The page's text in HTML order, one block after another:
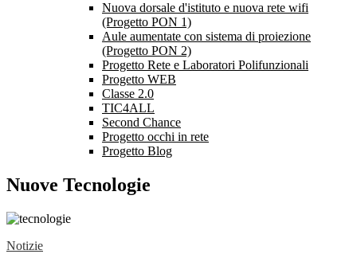
Nuova dorsale d'istituto e nuova rete wifi
(Progetto PON 1)
Aule aumentate con sistema di proiezione
(Progetto PON 2)
Progetto Rete e Laboratori Polifunzionali
Progetto WEB
Classe 2.0
TIC4ALL
Second Chance
Progetto occhi in rete
Progetto Blog
Nuove Tecnologie
Notizie